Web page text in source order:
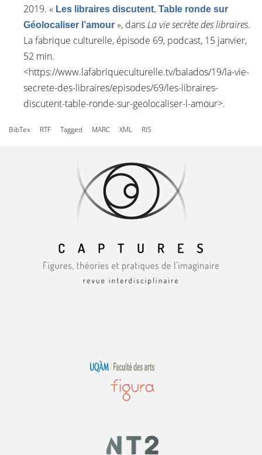
2019. « Les libraires discutent. Table ronde sur
Géolocaliser l’amour », dansLa vie secrète des libraires.
La fabrique culturelle, épisode 69, podcast, 15 janvier,
52 min.
<https://www.lafabriqueculturelle.tv/balados/19/la-vie-
secrete-des-libraires/episodes/69/les-libraires-
discutent-table-ronde-sur-geolocaliser-l-amour>.
BibTex RTF Tagged MARC XML RIS